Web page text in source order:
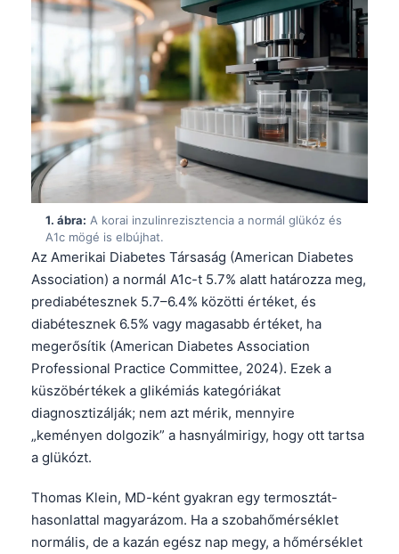
1. ábra: A korai inzulinrezisztencia a normál glükóz és
A1c mögé is elbújhat.
Az Amerikai Diabetes Társaság (American Diabetes
Association) a normál A1c-t 5.7% alatt határozza meg,
prediabétesznek 5.7–6.4% közötti értéket, és
diabétesznek 6.5% vagy magasabb értéket, ha
megerősítik (American Diabetes Association
Professional Practice Committee, 2024). Ezek a
küszöbértékek a glikémiás kategóriákat
diagnosztizálják; nem azt mérik, mennyire
„keményen dolgozik” a hasnyálmirigy, hogy ott tartsa
a glükózt.
Thomas Klein, MD-ként gyakran egy termosztát-
hasonlattal magyarázom. Ha a szobahőmérséklet
normális, de a kazán egész nap megy, a hőmérséklet